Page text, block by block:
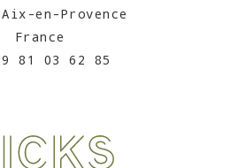
en-Provence
France
81 03 62 85